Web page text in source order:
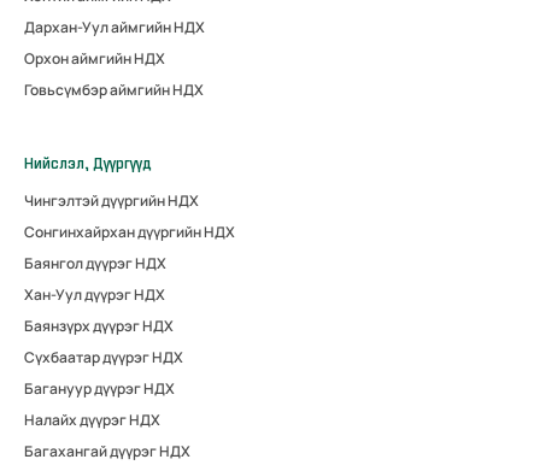
Дархан-Уул аймгийн НДХ
Орхон аймгийн НДХ
Говьсүмбэр аймгийн НДХ
Нийслэл, Дүүргүүд
Чингэлтэй дүүргийн НДХ
Сонгинхайрхан дүүргийн НДХ
Баянгол дүүрэг НДХ
Хан-Уул дүүрэг НДХ
Баянзүрх дүүрэг НДХ
Сүхбаатар дүүрэг НДХ
Багануур дүүрэг НДХ
Налайх дүүрэг НДХ
Багахангай дүүрэг НДХ